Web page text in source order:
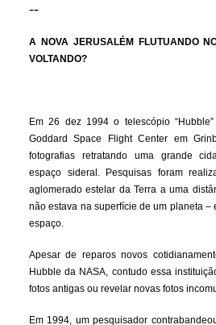
--
A NOVA JERUSALÉM FLUTUANDO
VOLTANDO?
Em 26 dez 1994 o telescópio
Goddard Space Flight Center em
fotografias retratando uma grande
espaço sideral. Pesquisas foram
aglomerado estelar da Terra a uma
não estava na superfície de um planeta –
espaço.
Apesar de reparos novos
Hubble da NASA, contudo essa
fotos antigas ou revelar novas fotos
Em 1994, um pesquisador